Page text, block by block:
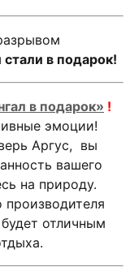
в подарок!
в подарок» !
эмоции!
Аргус, вы
вашего
на природу.
отличным